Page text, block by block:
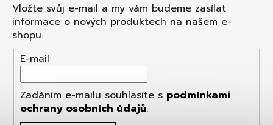
Vložte svůj e-mail a my vám budeme zasílat
informace o nových produktech na našem e-
shopu.
E-mail
Zadáním e-mailu souhlasíte s podmínkami
ochrany osobních údajů.